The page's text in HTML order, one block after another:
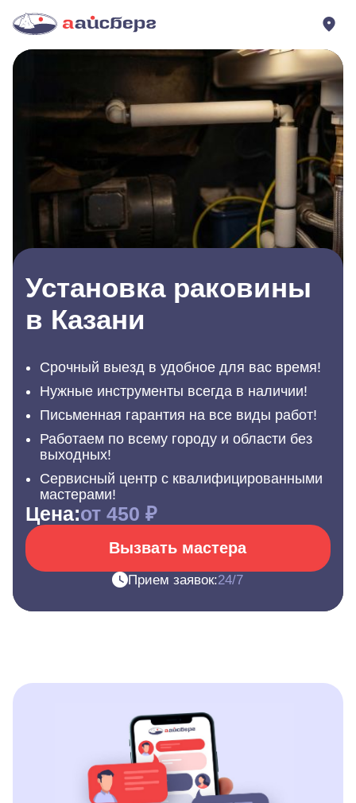
Установка раковины
в Казани
Срочный выезд в удобное для вас время!
Нужные инструменты всегда в наличии!
Письменная гарантия на все виды работ!
Работаем по всему городу и области без
выходных!
Сервисный центр с квалифицированными
мастерами!
Цена:от 450 ₽
Вызвать мастера
Прием заявок:24/7